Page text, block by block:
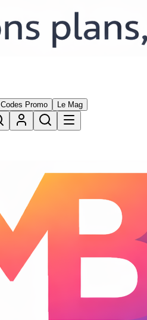
Codes Promo Le Mag